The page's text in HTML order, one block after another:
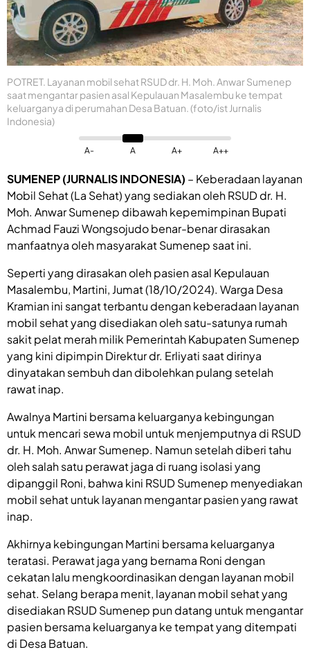
POTRET. Layanan mobil sehat RSUD dr. H. Moh. Anwar Sumenep
saat mengantar pasien asal Kepulauan Masalembu ke tempat
keluarganya di perumahan Desa Batuan. (foto/ist Jurnalis
Indonesia)
A- A A+ A++
SUMENEP (JURNALIS INDONESIA) – Keberadaan layanan
Mobil Sehat (La Sehat) yang sediakan oleh RSUD dr. H.
Moh. Anwar Sumenep dibawah kepemimpinan Bupati
Achmad Fauzi Wongsojudo benar-benar dirasakan
manfaatnya oleh masyarakat Sumenep saat ini.
Seperti yang dirasakan oleh pasien asal Kepulauan
Masalembu, Martini, Jumat (18/10/2024). Warga Desa
Kramian ini sangat terbantu dengan keberadaan layanan
mobil sehat yang disediakan oleh satu-satunya rumah
sakit pelat merah milik Pemerintah Kabupaten Sumenep
yang kini dipimpin Direktur dr. Erliyati saat dirinya
dinyatakan sembuh dan dibolehkan pulang setelah
rawat inap.
Awalnya Martini bersama keluarganya kebingungan
untuk mencari sewa mobil untuk menjemputnya di RSUD
dr. H. Moh. Anwar Sumenep. Namun setelah diberi tahu
oleh salah satu perawat jaga di ruang isolasi yang
dipanggil Roni, bahwa kini RSUD Sumenep menyediakan
mobil sehat untuk layanan mengantar pasien yang rawat
inap.
Akhirnya kebingungan Martini bersama keluarganya
teratasi. Perawat jaga yang bernama Roni dengan
cekatan lalu mengkoordinasikan dengan layanan mobil
sehat. Selang berapa menit, layanan mobil sehat yang
disediakan RSUD Sumenep pun datang untuk mengantar
pasien bersama keluarganya ke tempat yang ditempati
di Desa Batuan.